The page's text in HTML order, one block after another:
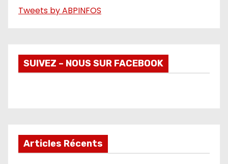
Tweets by ABPINFOS
SUIVEZ – NOUS SUR FACEBOOK
Articles Récents